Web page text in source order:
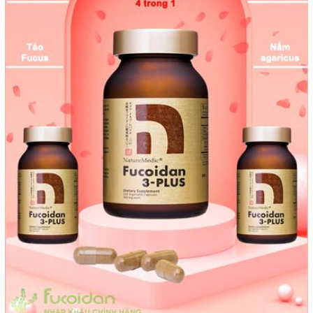
Để bảo vệ quyền lợi cũng như sức khoẻ cho người dùng,
chúng tôi khuyên Quý khách hàng nên mua viên tảo nâu
Orihiro Fucoidan tại những cơ sở uy tín, có địa chỉ rõ ràng
và khi mua hàng hãy yêu cầu người bán xuất hoá đơn VAT
- bởi khi người bán xuất được hoá đơn VAT thì cũng là 1
trong những cách để chứng minh sản phẩm mình bán ra là
hàng chính hãng, được nhập khẩu từ Nhật
Giá niêm yết của sản phẩm Orihiro Fucoidan Nhật Bản
nhập khẩu chính hãng được chúng tôi công khai với giá
niêm yết là 1.270.000đ/1 hộp và hiện nay Văn Phòng
Fucoidan Việt Nam đang triển khai chương trình hỗ trợ
người bệnh đặc biệt là bệnh nhân ung thư mua hàng với giá
ưu đãi chỉ còn 952.000đ/1 hộp 90 viên. Bên cạnh đó
nhằm giúp bệnh nhân có điều kiện sử dụng lâu dài chúng
tôi triến khai chương trình mua theo LIỆU TRÌNH sử dụng
sẽ có giá tốt nhất
Với bệnh nhân ung thư nếu không may mua phải hàng giả,
hàng kém chất lượng thì rất có thể đã làm MẤT ĐI cơ hội